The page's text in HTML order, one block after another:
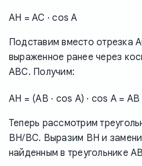
AH = AC · cos A
Подставим вместо отрезка
выраженное ранее через
ABC. Получим:
AH = (AB · cos A) · cos A = AB
Теперь рассмотрим
BH/BC. Выразим BH и
найденным в треугольнике